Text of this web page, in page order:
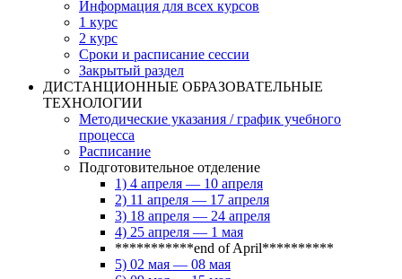
Информация для всех курсов
1 курс
2 курс
Сроки и расписание сессии
Закрытый раздел
ДИСТАНЦИОННЫЕ ОБРАЗОВАТЕЛЬНЫЕ
ТЕХНОЛОГИИ
Методические указания / график учебного
процесса
Расписание
Подготовительное отделение
1) 4 апреля — 10 апреля
2) 11 апреля — 17 апреля
3) 18 апреля — 24 апреля
4) 25 апреля — 1 мая
***********end of April**********
5) 02 мая — 08 мая